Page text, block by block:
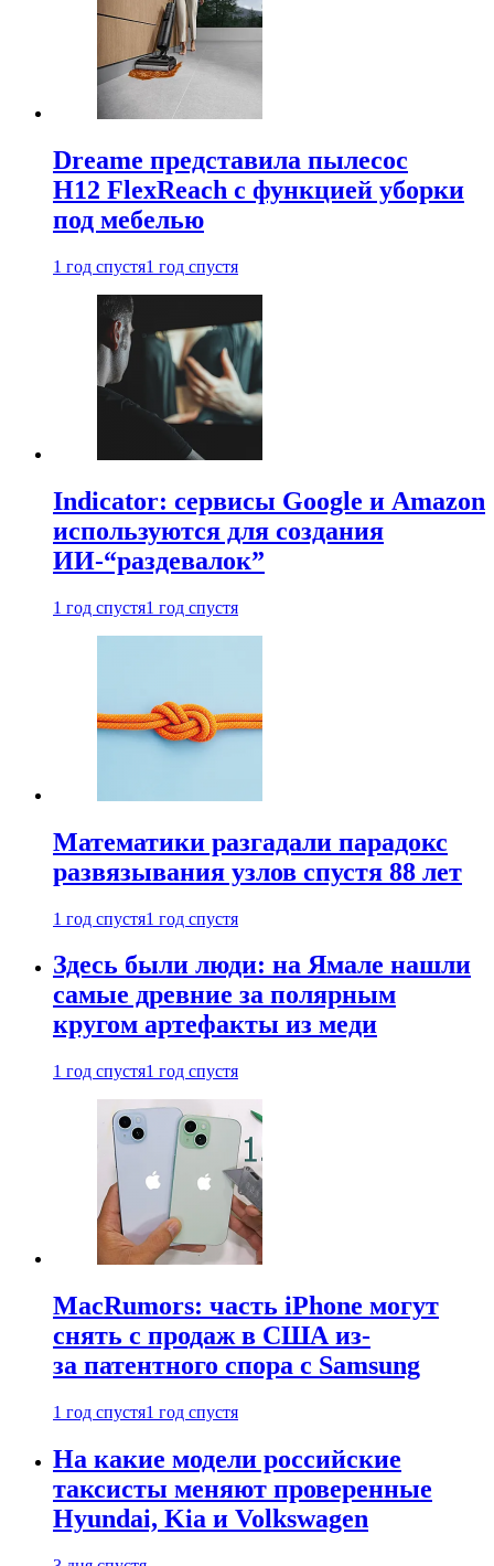
Dreame представила пылесос
H12 FlexReach с функцией уборки
под мебелью
1 год спустя1 год спустя
Indicator: сервисы Google и Amazon
используются для создания
ИИ-“раздевалок”
1 год спустя1 год спустя
Математики разгадали парадокс
развязывания узлов спустя 88 лет
1 год спустя1 год спустя
Здесь были люди: на Ямале нашли
самые древние за полярным
кругом артефакты из меди
1 год спустя1 год спустя
MacRumors: часть iPhone могут
снять с продаж в США из-
за патентного спора с Samsung
1 год спустя1 год спустя
На какие модели российские
таксисты меняют проверенные
Hyundai, Kia и Volkswagen